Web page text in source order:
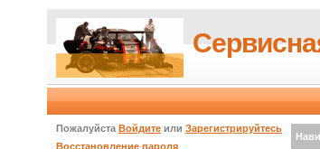
Пожалуйста Войдите или Зарегистрируйтесь
Восстановление пароля